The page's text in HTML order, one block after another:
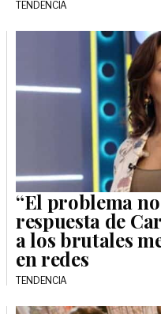
TENDENCIA
“El problema
respuesta de
a los brutales
en redes
TENDENCIA